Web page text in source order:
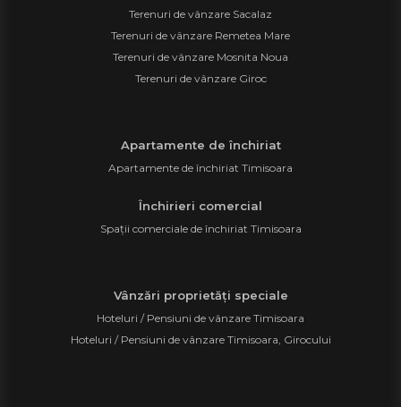
Terenuri de vânzare Sacalaz
Terenuri de vânzare Remetea Mare
Terenuri de vânzare Mosnita Noua
Terenuri de vânzare Giroc
Apartamente de închiriat
Apartamente de închiriat Timisoara
Închirieri comercial
Spații comerciale de închiriat Timisoara
Vânzări proprietăți speciale
Hoteluri / Pensiuni de vânzare Timisoara
Hoteluri / Pensiuni de vânzare Timisoara, Girocului